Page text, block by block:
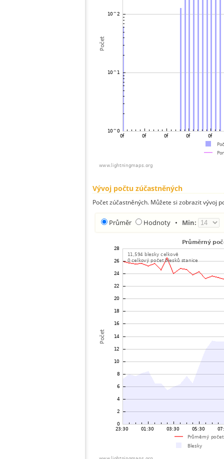
Vývoj počtu zúčastněných
Počet zúčastněných. Můžete si zobrazit vývoj
Průměr Hodnoty • Min: